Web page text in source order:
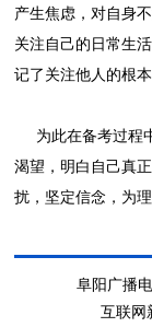
产生焦虑，对自身
关注自己的日常生
记了关注他人的根
为此在备考过程
渴望，明白自己真
扰，坚定信念，为
阜阳广播
互联网